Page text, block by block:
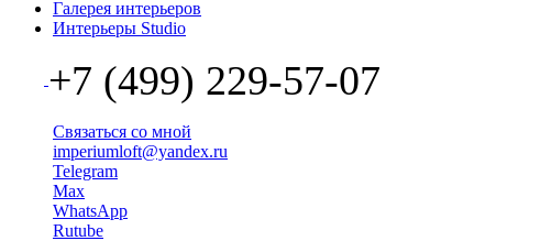
Галерея интерьеров
Интерьеры Studio
+7 (499) 229-57-07
Связаться со мной
imperiumloft@yandex.ru
Telegram
Max
WhatsApp
Rutube